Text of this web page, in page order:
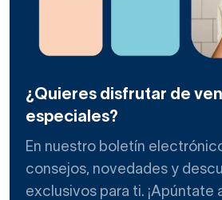
¿Quieres disfrutar de
especiales?
En nuestro boletín
consejos, novedades y
exclusivos para ti. ¡Apúntate